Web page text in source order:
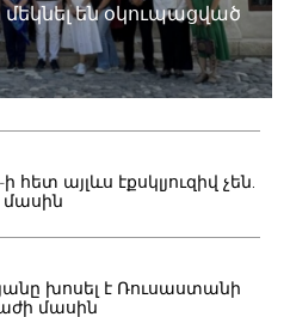
մեկնել են օկուպացված
այլևս էքսկլյուզիվ չեն.
մասին
խոսել է Ռուսաստանի
մասին